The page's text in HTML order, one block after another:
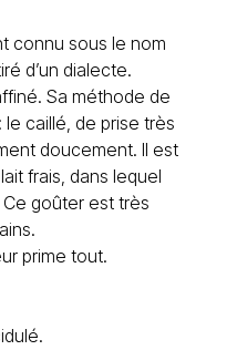
connu sous le nom
d’un dialecte.
Sa méthode de
caillé, de prise très
doucement. Il est
frais, dans lequel
goûter est très
prime tout.